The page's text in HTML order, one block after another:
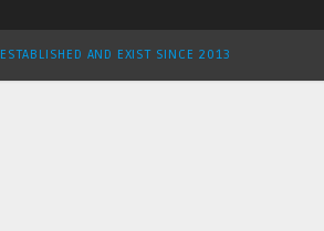
ESTABLISHED AND EXIST SINCE 2013